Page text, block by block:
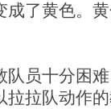
成了黄色。
员十分困难
拉拉队动作